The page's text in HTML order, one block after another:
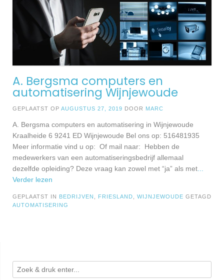
A. Bergsma computers en
automatisering Wijnjewoude
GEPLAATST OP AUGUSTUS 27, 2019 DOOR MARC
A. Bergsma computers en automatisering in Wijnjewoude
Kraalheide 6 9241 ED Wijnjewoude Bel ons op: 516481935
Meer informatie vind u op: Of mail naar: Hebben de
medewerkers van een automatiseringsbedrijf allemaal
dezelfde opleiding? Deze vraag kan zowel met “ja” als met...
Verder lezen
GEPLAATST IN BEDRIJVEN , FRIESLAND, WIJNJEWOUDE GETAGD
AUTOMATISERING